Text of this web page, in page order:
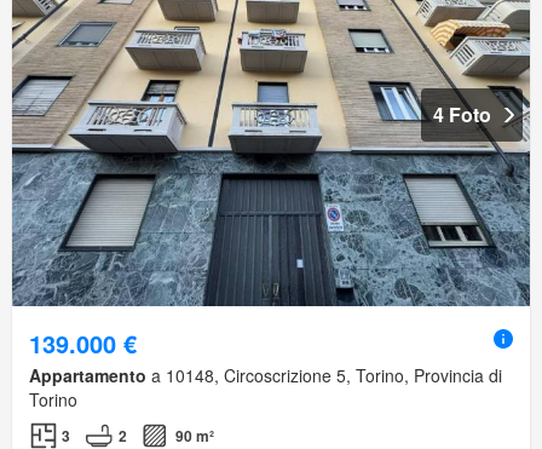
4 Foto
139.000 €
Appartamento a 10148, Circoscrizione 5, Torino, Provincia di
Torino
3 2 90 m²